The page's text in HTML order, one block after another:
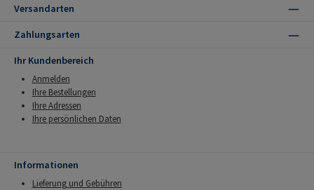
Versandarten
Zahlungsarten
Ihr Kundenbereich
Anmelden
Ihre Bestellungen
Ihre Adressen
Ihre persönlichen Daten
Informationen
Lieferung und Gebühren